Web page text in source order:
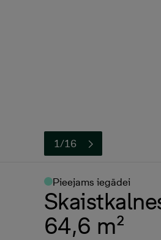
1/16
Pieejams iegādei
64,6 m²